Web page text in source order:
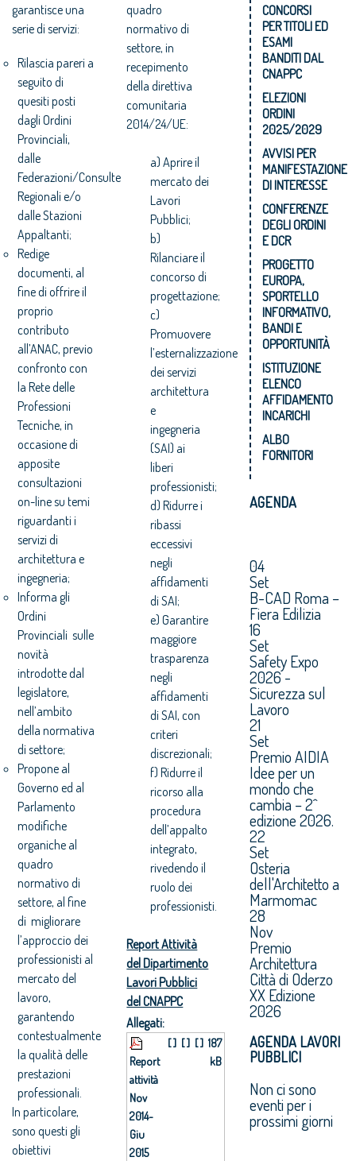
garantisce una
serie di servizi:
Rilascia pareri a
seguito di
quesiti posti
dagli Ordini
Provinciali,
dalle
Federazioni/Consulte
Regionali e/o
dalle Stazioni
Appaltanti;
Redige
documenti, al
fine di offrire il
proprio
contributo
all’ANAC, previo
confronto con
la Rete delle
Professioni
Tecniche, in
occasione di
apposite
consultazioni
on-line su temi
riguardanti i
servizi di
architettura e
ingegneria;
Informa gli
Ordini
Provinciali sulle
novità
introdotte dal
legislatore,
nell’ambito
della normativa
di settore;
Propone al
Governo ed al
Parlamento
modifiche
organiche al
quadro
normativo di
settore, al fine
di migliorare
l’approccio dei
professionisti al
mercato del
lavoro,
garantendo
contestualmente
la qualità delle
prestazioni
professionali.
In particolare,
sono questi gli
obiettivi
quadro
normativo di
settore, in
recepimento
della direttiva
comunitaria
2014/24/UE:
a) Aprire il
mercato dei
Lavori
Pubblici;
b)
Rilanciare il
concorso di
progettazione;
c)
Promuovere
l’esternalizzazione
dei servizi
architettura
e
ingegneria
(SAI) ai
liberi
professionisti;
d) Ridurre i
ribassi
eccessivi
negli
affidamenti
di SAI;
e) Garantire
maggiore
trasparenza
negli
affidamenti
di SAI, con
criteri
discrezionali;
f) Ridurre il
ricorso alla
procedura
dell’appalto
integrato,
rivedendo il
ruolo dei
professionisti.
Report Attività
del Dipartimento
Lavori Pubblici
del CNAPPC
Allegati:
Report
attività
Nov
2014-
Giu
2015
[ ] [ ] [ ] 187
kB
CONCORSI
PER TITOLI ED
ESAMI
BANDITI DAL
CNAPPC
ELEZIONI
ORDINI
2025/2029
AVVISI PER
MANIFESTAZIONE
DI INTERESSE
CONFERENZE
DEGLI ORDINI
E DCR
PROGETTO
EUROPA,
SPORTELLO
INFORMATIVO,
BANDI E
OPPORTUNITÀ
ISTITUZIONE
ELENCO
AFFIDAMENTO
INCARICHI
ALBO
FORNITORI
AGENDA
04
Set
B-CAD Roma –
Fiera Edilizia
16
Set
Safety Expo
2026 -
Sicurezza sul
Lavoro
21
Set
Premio AIDIA
Idee per un
mondo che
cambia – 2^
edizione 2026.
22
Set
Osteria
dell'Architetto a
Marmomac
28
Nov
Premio
Architettura
Città di Oderzo
XX Edizione
2026
AGENDA LAVORI
PUBBLICI
Non ci sono
eventi per i
prossimi giorni